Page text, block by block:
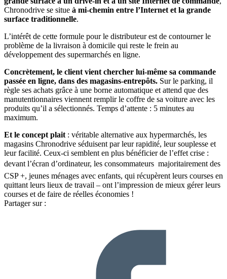
Chronodrive se situe à mi-chemin entre l’Internet et la grande
surface traditionnelle.
L’intérêt de cette formule pour le distributeur est de contourner le
problème de la livraison à domicile qui reste le frein au
développement des supermarchés en ligne.
Concrètement, le client vient chercher lui-même sa commande
passée en ligne, dans des magasins-entrepôts. Sur le parking, il
règle ses achats grâce à une borne automatique et attend que des
manutentionnaires viennent remplir le coffre de sa voiture avec les
produits qu’il a sélectionnés. Temps d’attente : 5 minutes au
maximum.
Et le concept plait : véritable alternative aux hypermarchés, les
magasins Chronodrive séduisent par leur rapidité, leur souplesse et
leur facilité. Ceux-ci semblent en plus bénéficier de l’effet crise :
devant l’écran d’ordinateur, les consommateurs  majoritairement des
CSP +, jeunes ménages avec enfants, qui récupèrent leurs courses en
quittant leurs lieux de travail – ont l’impression de mieux gérer leurs
courses et de faire de réelles économies !
Partager sur :